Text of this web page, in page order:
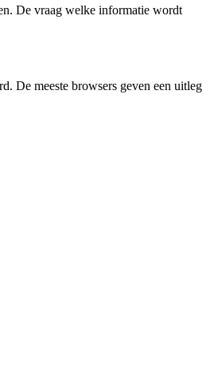
De vraag welke informatie wordt
De meeste browsers geven een uitleg